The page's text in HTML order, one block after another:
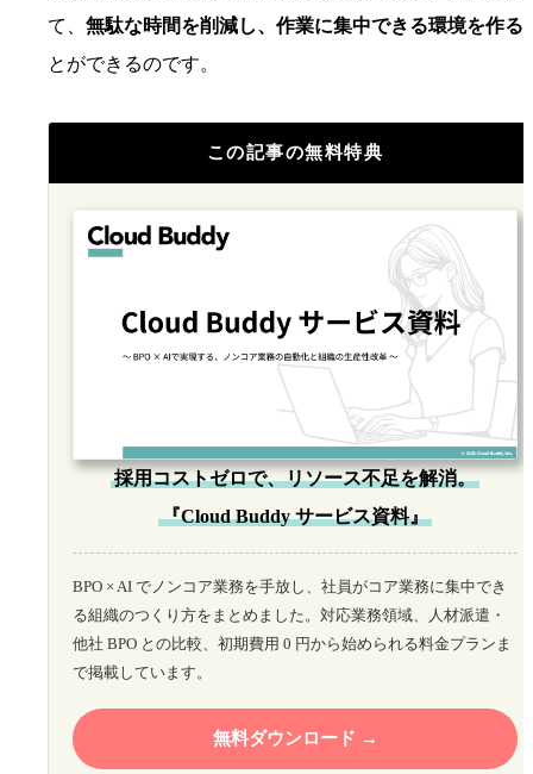
て、 無駄な時間を削減し、作業に集中できる環境を作る
とができるのです。
この記事の無料特典
採用コストゼロで、リソース不足を解消。
『Cloud Buddy サービス資料』
BPO × AI でノンコア業務を手放し、社員がコア業務に集中でき
る組織のつくり方をまとめました。対応業務領域、人材派遣・
他社 BPO との比較、初期費用 0 円から始められる料金プランま
で掲載しています。
無料ダウンロード